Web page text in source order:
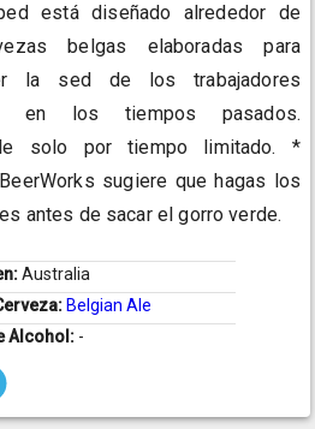
está diseñado alrededor de
belgas elaboradas para
la sed de los trabajadores
en los tiempos pasados.
solo por tiempo limitado. *
sugiere que hagas los
antes de sacar el gorro verde.
Australia
Belgian Ale
Alcohol: -